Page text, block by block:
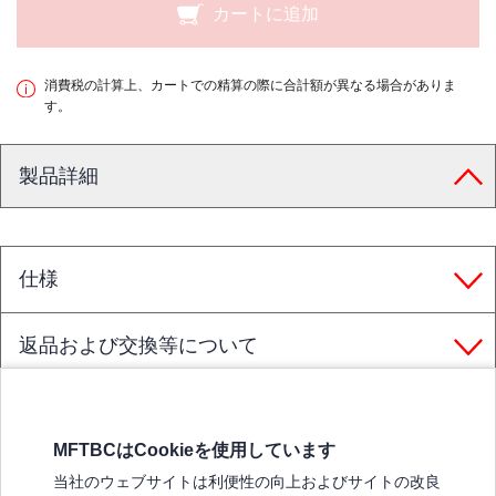
カートに追加
消費税の計算上、カートでの精算の際に合計額が異なる場合がありま
す。
製品詳細
仕様
返品および交換等について
MFTBCはCookieを使用しています
当社のウェブサイトは利便性の向上およびサイトの改良